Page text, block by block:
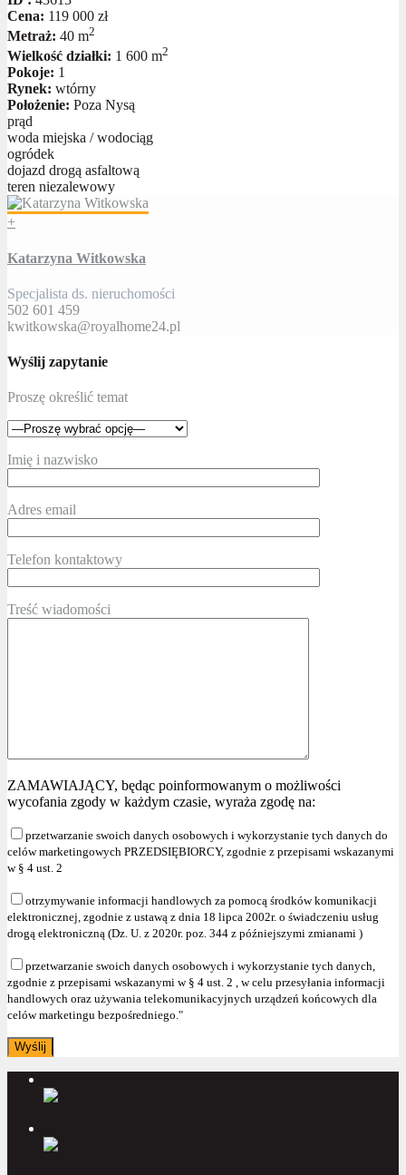
Cena: 119 000 zł
Metraż: 40 m2
Wielkość działki: 1 600 m2
Pokoje: 1
Rynek: wtórny
Położenie: Poza Nysą
prąd
woda miejska / wodociąg
ogródek
dojazd drogą asfaltową
teren niezalewowy
+
Katarzyna Witkowska
Specjalista ds. nieruchomości
502 601 459
kwitkowska@royalhome24.pl
Wyślij zapytanie
Proszę określić temat
Imię i nazwisko
Adres email
Telefon kontaktowy
Treść wiadomości
ZAMAWIAJĄCY, będąc poinformowanym o możliwości
wycofania zgody w każdym czasie, wyraża zgodę na:
przetwarzanie swoich danych osobowych i wykorzystanie tych danych do
celów marketingowych PRZEDSIĘBIORCY, zgodnie z przepisami wskazanymi
w § 4 ust. 2
otrzymywanie informacji handlowych za pomocą środków komunikacji
elektronicznej, zgodnie z ustawą z dnia 18 lipca 2002r. o świadczeniu usług
drogą elektroniczną (Dz. U. z 2020r. poz. 344 z późniejszymi zmianami )
przetwarzanie swoich danych osobowych i wykorzystanie tych danych,
zgodnie z przepisami wskazanymi w § 4 ust. 2 , w celu przesyłania informacji
handlowych oraz używania telekomunikacyjnych urządzeń końcowych dla
celów marketingu bezpośredniego."